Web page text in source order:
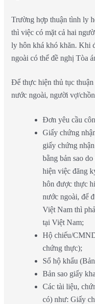
Trường hợp thuận tình ly
thì việc có mặt cả hai
ly hôn khá khó khăn. Khi
ngoài có thể đề nghị Tòa
Để thực hiện thủ tục
nước ngoài, người vợ/
Đơn yêu cầu
Giấy chứng
giấy chứng
bằng bản sao
hiện việc đăng
hôn được thực
nước ngoài, để
Việt Nam thì
tại Việt Nam;
Hộ chiếu/
chứng thực);
Sổ hộ khẩu
Bản sao giấy
Các tài liệu,
có) như: Giấy